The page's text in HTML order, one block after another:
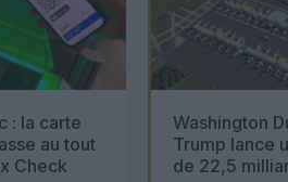
: la carte
au tout
Check
Washington
Trump lance
de 22,5